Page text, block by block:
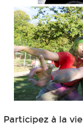
Participez à la